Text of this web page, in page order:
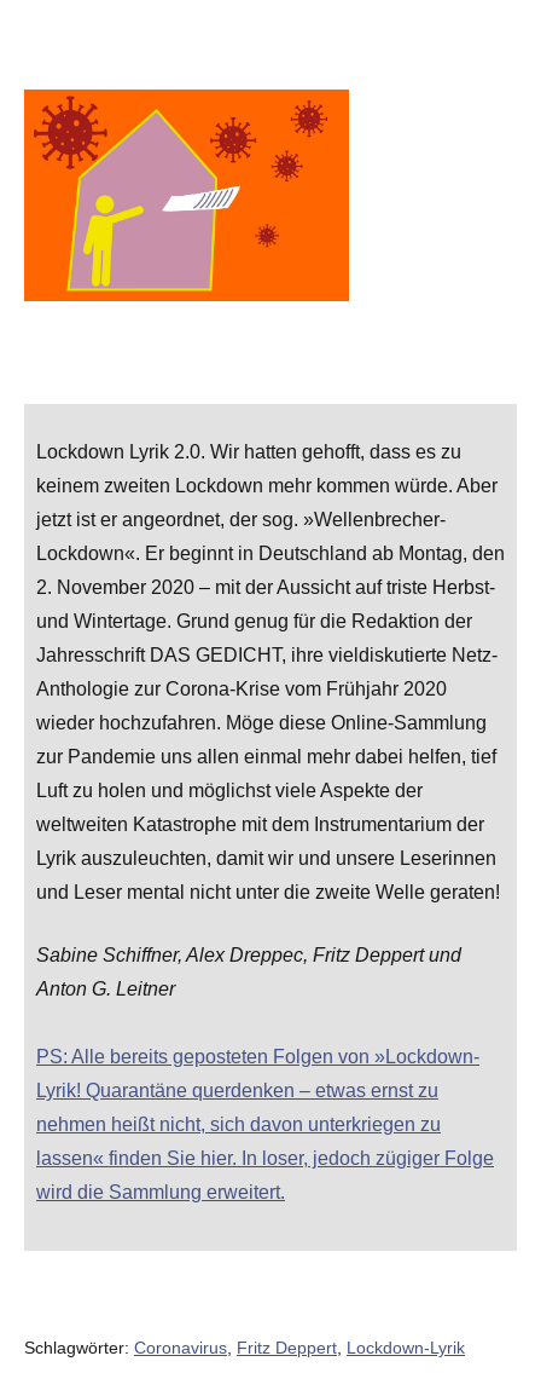
Lockdown Lyrik 2.0. Wir hatten gehofft, dass es zu
keinem zweiten Lockdown mehr kommen würde. Aber
jetzt ist er angeordnet, der sog. »Wellenbrecher-
Lockdown«. Er beginnt in Deutschland ab Montag, den
2. November 2020 – mit der Aussicht auf triste Herbst-
und Wintertage. Grund genug für die Redaktion der
Jahresschrift DAS GEDICHT, ihre vieldiskutierte Netz-
Anthologie zur Corona-Krise vom Frühjahr 2020
wieder hochzufahren. Möge diese Online-Sammlung
zur Pandemie uns allen einmal mehr dabei helfen, tief
Luft zu holen und möglichst viele Aspekte der
weltweiten Katastrophe mit dem Instrumentarium der
Lyrik auszuleuchten, damit wir und unsere Leserinnen
und Leser mental nicht unter die zweite Welle geraten!
Sabine Schiffner, Alex Dreppec, Fritz Deppert und
Anton G. Leitner
PS: Alle bereits geposteten Folgen von »Lockdown-
Lyrik! Quarantäne querdenken – etwas ernst zu
nehmen heißt nicht, sich davon unterkriegen zu
lassen« finden Sie hier. In loser, jedoch zügiger Folge
wird die Sammlung erweitert.
Schlagwörter: Coronavirus, Fritz Deppert, Lockdown-Lyrik